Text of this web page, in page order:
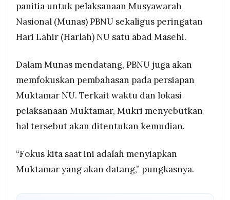
panitia untuk pelaksanaan Musyawarah
Nasional (Munas) PBNU sekaligus peringatan
Hari Lahir (Harlah) NU satu abad Masehi.
Dalam Munas mendatang, PBNU juga akan
memfokuskan pembahasan pada persiapan
Muktamar NU. Terkait waktu dan lokasi
pelaksanaan Muktamar, Mukri menyebutkan
hal tersebut akan ditentukan kemudian.
“Fokus kita saat ini adalah menyiapkan
Muktamar yang akan datang,” pungkasnya.